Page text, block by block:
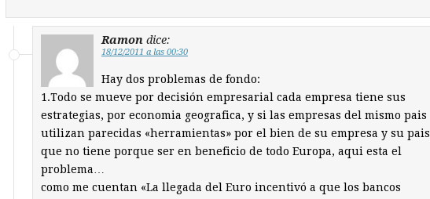
Ramon dice:
18/12/2011 a las 00:30
Hay dos problemas de fondo:
1.Todo se mueve por decisión empresarial cada empresa tiene sus
estrategias, por economia geografica, y si las empresas del mismo pais
utilizan parecidas «herramientas» por el bien de su empresa y su pais
que no tiene porque ser en beneficio de todo Europa, aqui esta el
problema…
como me cuentan «La llegada del Euro incentivó a que los bancos